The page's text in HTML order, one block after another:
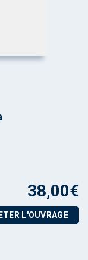
38,00€
L'OUVRAGE